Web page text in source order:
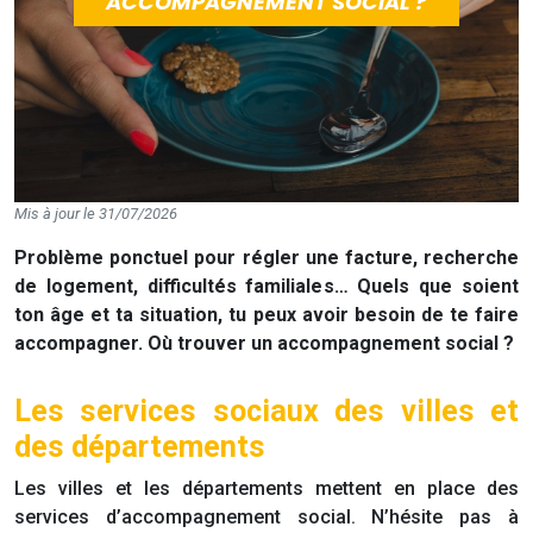
Mis à jour le 31/07/2026
Problème ponctuel pour régler une facture, recherche
de logement, difficultés familiales… Quels que soient
ton âge et ta situation, tu peux avoir besoin de te faire
accompagner. Où trouver un accompagnement social ?
Les services sociaux des villes et
des départements
Les villes et les départements mettent en place des
services d’accompagnement social. N’hésite pas à